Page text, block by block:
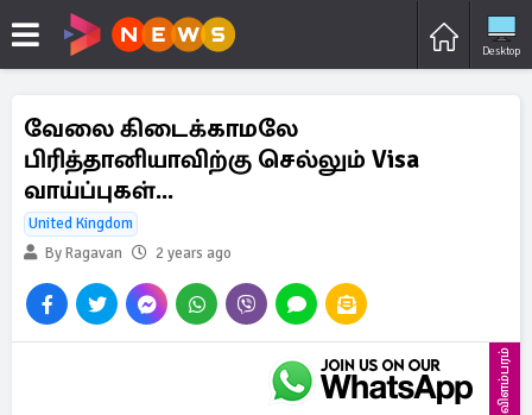
Desktop
வேலை கிடைக்காமலே
பிரித்தானியாவிற்கு செல்லும் Visa
வாய்ப்புகள்...
United Kingdom
By Ragavan
2 years ago
விளம்பரம்